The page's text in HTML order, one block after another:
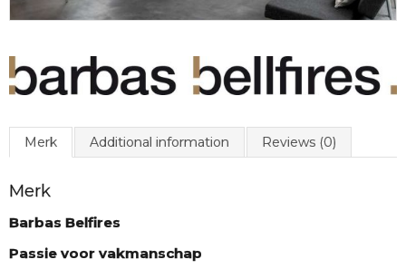
Merk Additional information Reviews (0)
Merk
Barbas Belfires
Passie voor vakmanschap